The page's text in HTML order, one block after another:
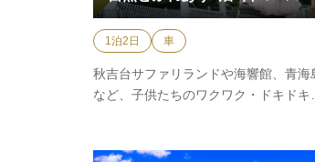
秋吉台サファリランドや海響館、青海
など、子供たちのワクワク・ドキドキを
1泊2日 車